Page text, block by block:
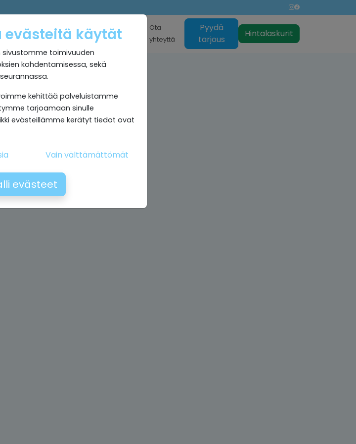
Kymppi
Kokemuksia Rekrytointi
Ota
yhteyttä
Pyydä
tarjous
Hintalaskurit
evästeitä käytät
toimivuuden
kohdentamisessa, sekä
kehittää palveluistamme
tarjoamaan sinulle
evästeillämme kerätyt tiedot ovat
Vain välttämättömät
evästeet